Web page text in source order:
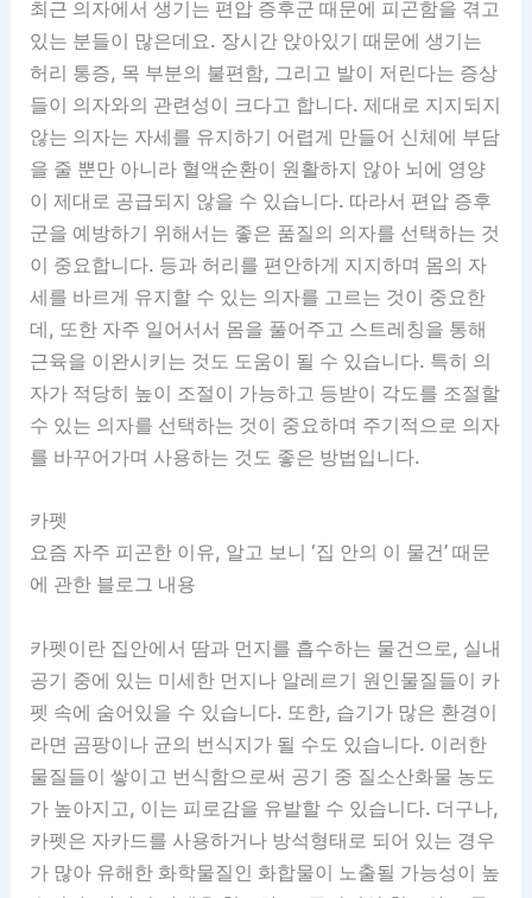
최근 의자에서 생기는 편압 증후군 때문에 피곤함을 겪고
있는 분들이 많은데요. 장시간 앉아있기 때문에 생기는
허리 통증, 목 부분의 불편함, 그리고 발이 저린다는 증상
들이 의자와의 관련성이 크다고 합니다. 제대로 지지되지
않는 의자는 자세를 유지하기 어렵게 만들어 신체에 부담
을 줄 뿐만 아니라 혈액순환이 원활하지 않아 뇌에 영양
이 제대로 공급되지 않을 수 있습니다. 따라서 편압 증후
군을 예방하기 위해서는 좋은 품질의 의자를 선택하는 것
이 중요합니다. 등과 허리를 편안하게 지지하며 몸의 자
세를 바르게 유지할 수 있는 의자를 고르는 것이 중요한
데, 또한 자주 일어서서 몸을 풀어주고 스트레칭을 통해
근육을 이완시키는 것도 도움이 될 수 있습니다. 특히 의
자가 적당히 높이 조절이 가능하고 등받이 각도를 조절할
수 있는 의자를 선택하는 것이 중요하며 주기적으로 의자
를 바꾸어가며 사용하는 것도 좋은 방법입니다.
카펫
요즘 자주 피곤한 이유, 알고 보니 ‘집 안의 이 물건’ 때문
에 관한 블로그 내용
카펫이란 집안에서 땀과 먼지를 흡수하는 물건으로, 실내
공기 중에 있는 미세한 먼지나 알레르기 원인물질들이 카
펫 속에 숨어있을 수 있습니다. 또한, 습기가 많은 환경이
라면 곰팡이나 균의 번식지가 될 수도 있습니다. 이러한
물질들이 쌓이고 번식함으로써 공기 중 질소산화물 농도
가 높아지고, 이는 피로감을 유발할 수 있습니다. 더구나,
카펫은 자카드를 사용하거나 방석형태로 되어 있는 경우
가 많아 유해한 화학물질인 화합물이 노출될 가능성이 높